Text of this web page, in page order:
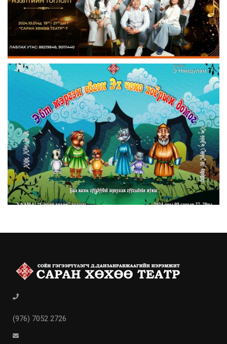
(976) 7052 2726